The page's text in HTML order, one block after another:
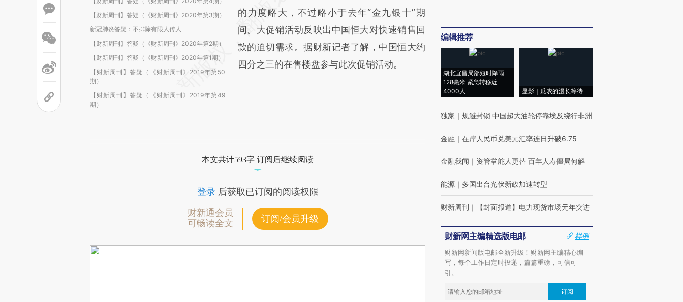
【财新周刊】答疑（《财新周刊》2020年第3期）
新冠肺炎答疑：不排除有限人传人
【财新周刊】答疑（《财新周刊》2020年第2期）
【财新周刊】答疑（《财新周刊》2020年第1期）
【财新周刊】答疑（《财新周刊》2019年第50
期）
【财新周刊】答疑（《财新周刊》2019年第49
期）
的力度略大，不过略小于去年“金九银十”期
间。大促销活动反映出中国恒大对快速销售回
款的迫切需求。据财新记者了解，中国恒大约
四分之三的在售楼盘参与此次促销活动。
本文共计593字 订阅后继续阅读
登录后获取已订阅的阅读权限
财新通会员
可畅读全文
订阅/会员升级
编辑推荐
湖北宜昌局部短时降雨
128毫米 紧急转移近
4000人
显影｜瓜农的漫长等待
独家 ｜ 规避封锁 中国超大油轮停靠埃及绕行非洲
金融 ｜ 在岸人民币兑美元汇率连日升破6.75
金融我闻 ｜ 资管掌舵人更替 百年人寿僵局何解
能源 ｜ 多国出台光伏新政加速转型
财新周刊 ｜ 【封面报道】电力现货市场元年突进
财新网主编精选版电邮
样例
财新网新闻版电邮全新升级！财新网主编精心编
写，每个工作日定时投递，篇篇重磅，可信可
引。
订阅